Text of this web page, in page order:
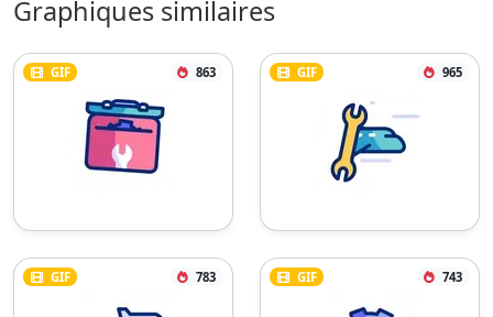
Graphiques similaires
GIF 863 GIF 965
GIF 783 GIF 743